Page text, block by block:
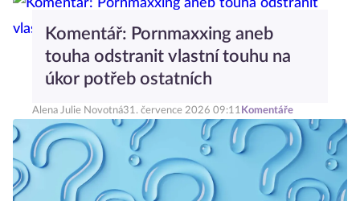
Komentář: Pornmaxxing aneb
touha odstranit vlastní touhu na
úkor potřeb ostatních
Alena Julie Novotná31. července 2026 09:11 Komentáře